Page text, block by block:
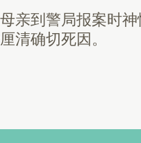
到警局报案时神
清确切死因。